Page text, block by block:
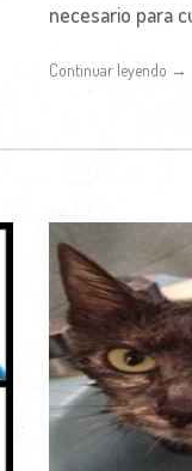
necesario para
Continuar leyendo →